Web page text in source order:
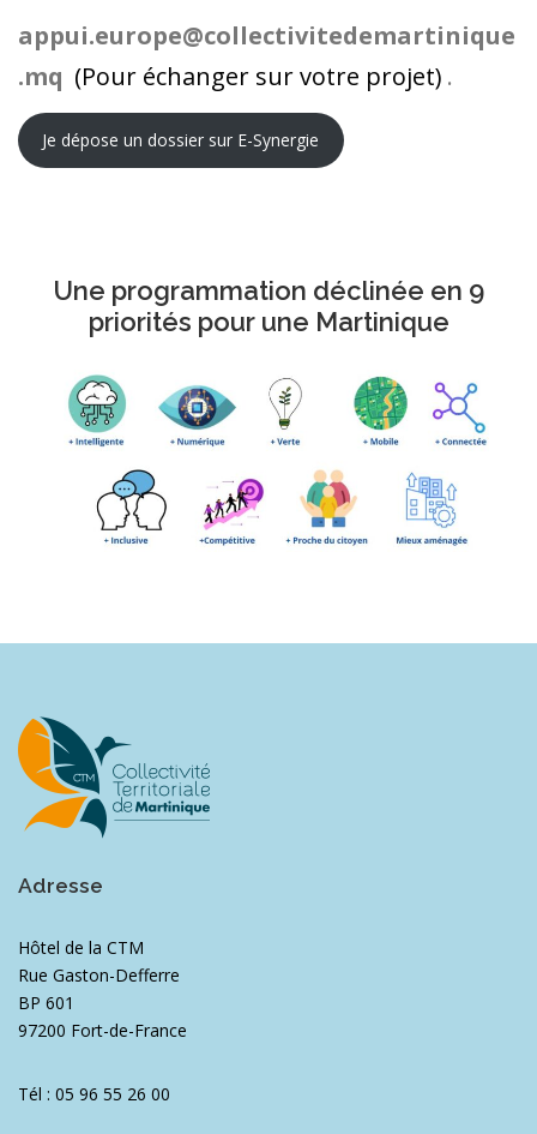
appui.europe@collectivitedemartinique
.mq (Pour échanger sur votre projet) .
Je dépose un dossier sur E-Synergie
Une programmation déclinée en 9
priorités pour une Martinique
Adresse
Hôtel de la CTM
Rue Gaston-Defferre
BP 601
97200 Fort-de-France
Tél : 05 96 55 26 00